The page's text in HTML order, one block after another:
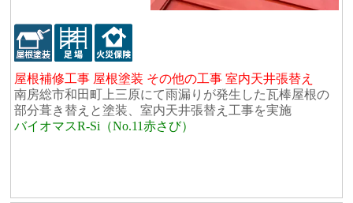
屋根補修工事 屋根塗装 その他の工事 室内天井張替え
南房総市和田町上三原にて雨漏りが発生した瓦棒屋根の
部分葺き替えと塗装、室内天井張替え工事を実施
バイオマスR-Si（No.11赤さび）